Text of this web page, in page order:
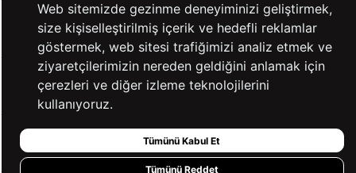
YARDIM
BİZE ULAŞIN
HIZLI ERİŞİM
Web sitemizde gezinme deneyiminizi geliştirmek,
size kişiselleştirilmiş içerik ve hedefli reklamlar
göstermek, web sitesi trafiğimizi analiz etmek ve
ziyaretçilerimizin nereden geldiğini anlamak için
çerezleri ve diğer izleme teknolojilerini
kullanıyoruz.
Tümünü Kabul Et
Tümünü Reddet